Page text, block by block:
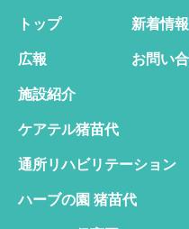
トップ 新着情報
広報 お問い
施設紹介
ケアテル猪苗代
通所リハビリテーション
ハーブの園 猪苗代